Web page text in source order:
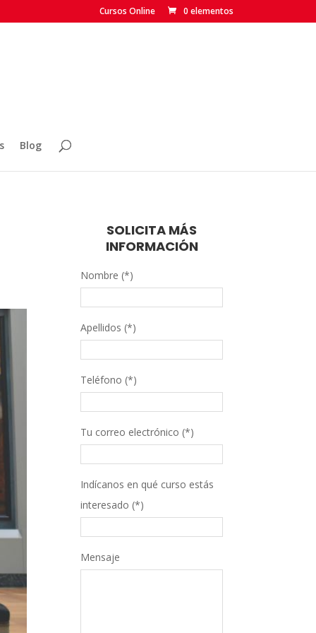
Cursos Online 0 elementos
Blog
SOLICITA MÁS
INFORMACIÓN
Nombre (*)
Apellidos (*)
Teléfono (*)
Tu correo electrónico (*)
Indícanos en qué curso estás
interesado (*)
Mensaje